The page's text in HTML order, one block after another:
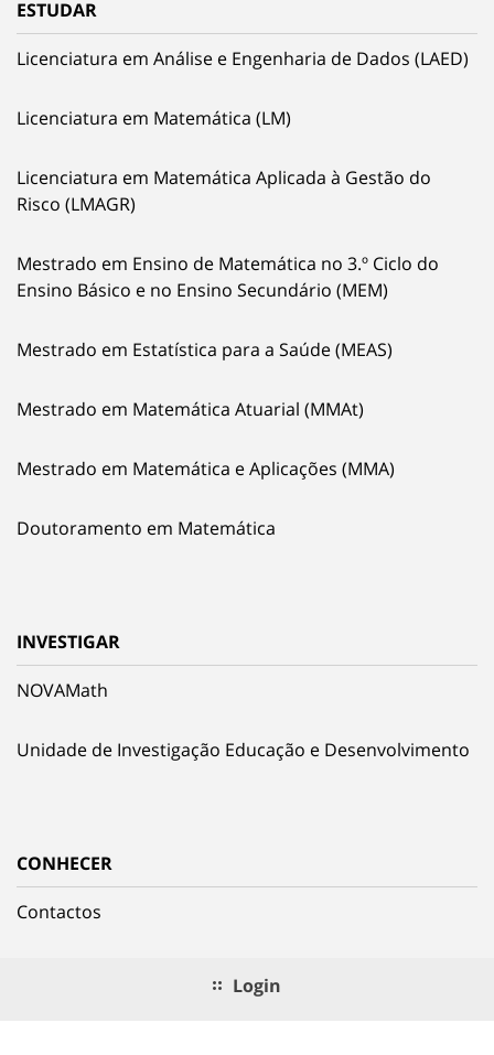
ESTUDAR
Licenciatura em Análise e Engenharia de Dados (LAED)
Licenciatura em Matemática (LM)
Licenciatura em Matemática Aplicada à Gestão do
Risco (LMAGR)
Mestrado em Ensino de Matemática no 3.º Ciclo do
Ensino Básico e no Ensino Secundário (MEM)
Mestrado em Estatística para a Saúde (MEAS)
Mestrado em Matemática Atuarial (MMAt)
Mestrado em Matemática e Aplicações (MMA)
Doutoramento em Matemática
INVESTIGAR
NOVAMath
Unidade de Investigação Educação e Desenvolvimento
CONHECER
Contactos
Login